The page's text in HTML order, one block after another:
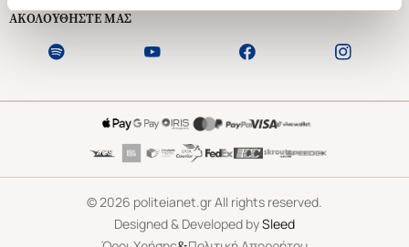
ΑΚΟΛΟΥΘΗΣΤΕ ΜΑΣ
©2026 politeianet.gr All rights reserved.
Designed & Developed bySleed